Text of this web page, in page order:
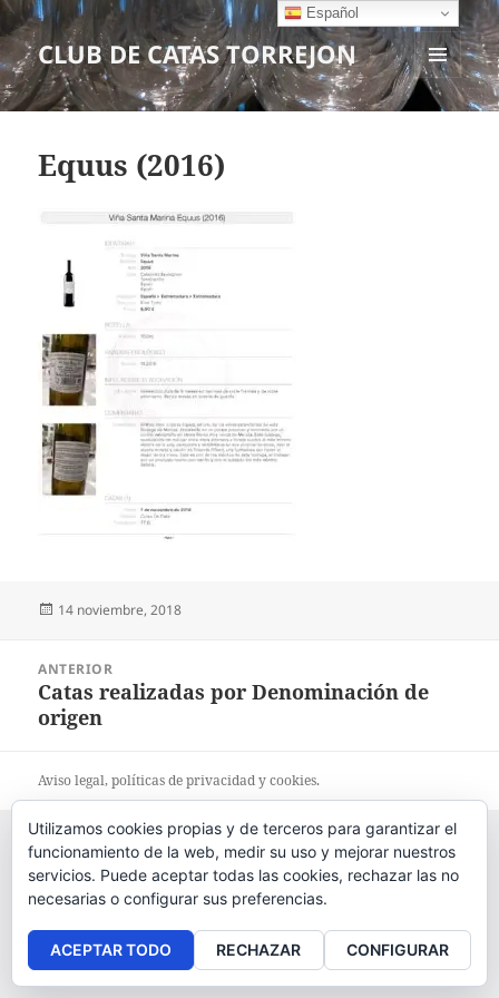
CLUB DE CATAS TORREJON
MENÚ
Y
Equus (2016)
Publicado
14 noviembre, 2018
entradas
ANTERIOR
Entrada
anterior:
Catas realizadas por Denominación de
origen
Aviso legal, políticas deprivacidadycookies.
Español
Utilizamos cookies propias y de terceros para garantizar el
funcionamiento de la web, medir su uso y mejorar nuestros
servicios. Puede aceptar todas las cookies, rechazar las no
necesarias o configurar sus preferencias.
ACEPTAR TODO RECHAZAR CONFIGURAR